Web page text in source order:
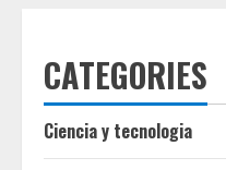
CATEGORIES
Ciencia y tecnologia